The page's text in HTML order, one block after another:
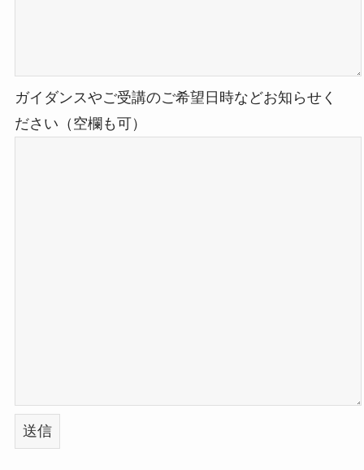
ガイダンスやご受講のご希望日時などお知らせく
ださい（空欄も可）